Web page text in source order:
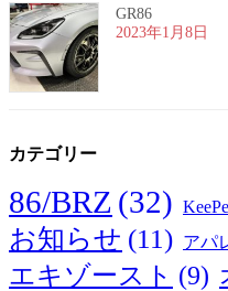
GR86
2023年1月8日
カテゴリー
86/BRZ (32)
お知らせ (11) アパ
エキゾースト (9)